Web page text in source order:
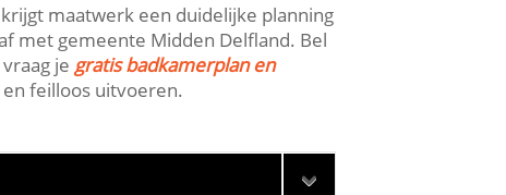
maatwerk een duidelijke planning
met gemeente Midden Delfland.​ Bel
vraag jegratis badkamerplan en
feilloos uitvoeren.​